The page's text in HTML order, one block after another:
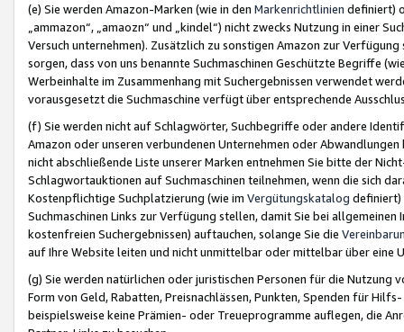
(e) Sie werden Amazon-Marken (wie in den Markenrichtlinien definiert)
„ammazon“, „amaozn“ und „kindel“) nicht zwecks Nutzung in einer
Versuch unternehmen). Zusätzlich zu sonstigen Amazon zur
sorgen, dass von uns benannte Suchmaschinen Geschützte Begriffe
Werbeinhalte im Zusammenhang mit Suchergebnissen verwendet
vorausgesetzt die Suchmaschine verfügt über entsprechende
(f) Sie werden nicht auf Schlagwörter, Suchbegriffe oder andere
Amazon oder unseren verbundenen Unternehmen oder
nicht abschließende Liste unserer Marken entnehmen Sie bitte der
Schlagwortauktionen auf Suchmaschinen teilnehmen, wenn die sich
Kostenpflichtige Suchplatzierung (wie im Vergütungskatalog definiert)
Suchmaschinen Links zur Verfügung stellen, damit Sie bei
kostenfreien Suchergebnissen) auftauchen, solange Sie die
auf Ihre Website leiten und nicht unmittelbar oder mittelbar über eine
(g) Sie werden natürlichen oder juristischen Personen für die Nutzung
Form von Geld, Rabatten, Preisnachlässen, Punkten, Spenden für
beispielsweise keine Prämien- oder Treueprogramme auflegen, die